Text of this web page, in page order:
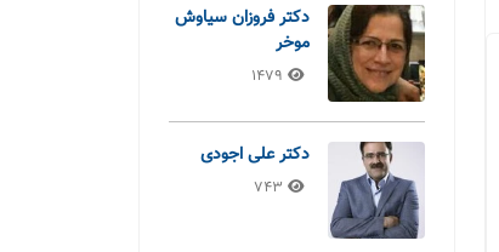
دکتر فروزان سیاوش
موخر
1479
دکتر علی اجودی
743